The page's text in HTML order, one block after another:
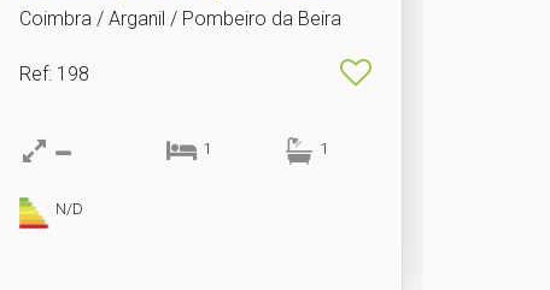
Coimbra / Arganil / Pombeiro da Beira
Ref: 198
1 1
N/D